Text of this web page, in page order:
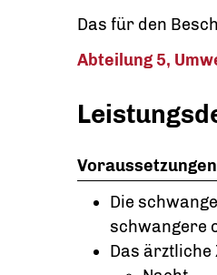
Das für den
Abteilung 5,
Voraussetzungen
Die
schwangere
Das ärztliche